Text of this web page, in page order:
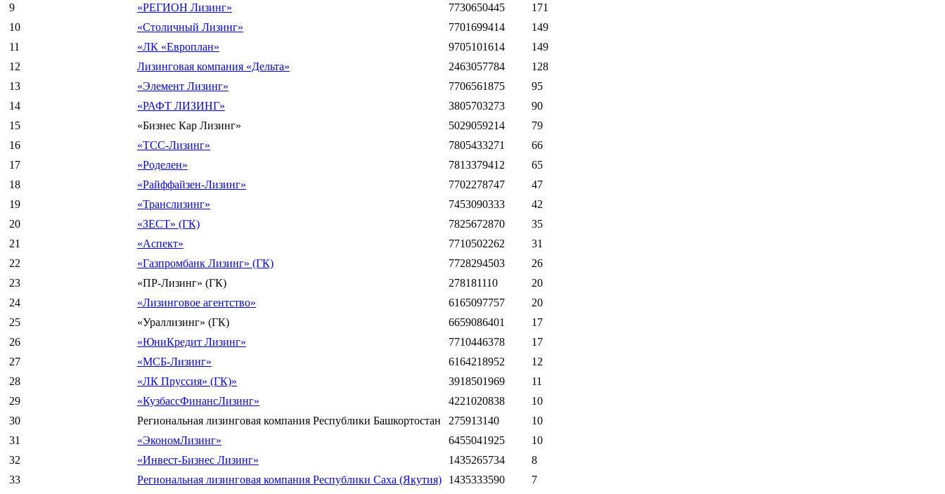
9
«РЕГИОН Лизинг» 7730650445
171
10
«Столичный Лизинг» 7701699414
149
11
«ЛК «Европлан» 9705101614
149
12
Лизинговая компания «Дельта» 2463057784
128
13
«Элемент Лизинг» 7706561875
95
14
«РАФТ ЛИЗИНГ» 3805703273
90
15
«Бизнес Кар Лизинг» 5029059214
79
16
«ТСС-Лизинг» 7805433271
66
17
«Роделен» 7813379412
65
18
«Райффайзен-Лизинг» 7702278747
47
19
«Транслизинг» 7453090333
42
20
«ЗЕСТ» (ГК) 7825672870
35
21
«Аспект» 7710502262
31
22
«Газпромбанк Лизинг» (ГК) 7728294503
26
23
«ПР-Лизинг» (ГК) 278181110
20
24
«Лизинговое агентство» 6165097757
20
25
«Ураллизинг» (ГК) 6659086401
17
26
«ЮниКредит Лизинг» 7710446378
17
27
«МСБ-Лизинг» 6164218952
12
28
«ЛК Пруссия» (ГК)» 3918501969
11
29
«КузбассФинансЛизинг» 4221020838
10
30
Региональная лизинговая компания Республики Башкортостан 275913140
10
31
«ЭкономЛизинг» 6455041925
10
32
«Инвест-Бизнес Лизинг» 1435265734
8
33
Региональная лизинговая компания Республики Саха (Якутия) 1435333590
7